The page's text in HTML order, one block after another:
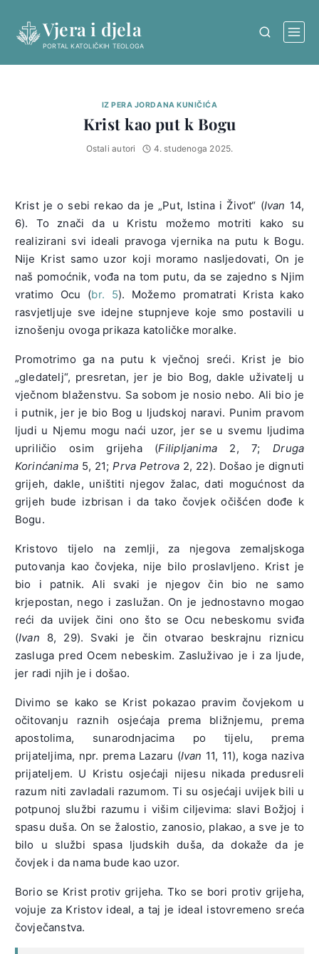
content
Vjera i djela
PORTAL KATOLIČKIH TEOLOGA
IZ PERA JORDANA KUNIČIĆA
Krist kao put k Bogu
Ostali autori 4. studenoga 2025.
Krist je o sebi rekao da je „Put, Istina i Život“ (Ivan 14,
6). To znači da u Kristu možemo motriti kako su
realizirani svi ideali pravoga vjernika na putu k Bogu.
Nije Krist samo uzor koji moramo nasljedovati, On je
naš pomoćnik, vođa na tom putu, da se zajedno s Njim
vratimo Ocu (br. 5). Možemo promatrati Krista kako
rasvjetljuje sve idejne stupnjeve koje smo postavili u
iznošenju ovoga prikaza katoličke moralke.
Promotrimo ga na putu k vječnoj sreći. Krist je bio
„gledatelj“, presretan, jer je bio Bog, dakle uživatelj u
vječnom blaženstvu. Sa sobom je nosio nebo. Ali bio je
i putnik, jer je bio Bog u ljudskoj naravi. Punim pravom
ljudi u Njemu mogu naći uzor, jer se u svemu ljudima
upriličio osim grijeha (Filipljanima 2, 7;Druga
Korinćanima 5, 21;Prva Petrova 2, 22). Došao je dignuti
grijeh, dakle, uništiti njegov žalac, dati mogućnost da
grijeh bude izbrisan i da tako čovjek očišćen dođe k
Bogu.
Kristovo tijelo na zemlji, za njegova zemaljskoga
putovanja kao čovjeka, nije bilo proslavljeno. Krist je
bio i patnik. Ali svaki je njegov čin bio ne samo
krjepostan, nego i zaslužan. On je jednostavno mogao
reći da uvijek čini ono što se Ocu nebeskomu sviđa
(Ivan 8, 29). Svaki je čin otvarao beskrajnu riznicu
zasluga pred Ocem nebeskim. Zasluživao je i za ljude,
jer radi njih je i došao.
Divimo se kako se Krist pokazao pravim čovjekom u
očitovanju raznih osjećaja prema bližnjemu, prema
apostolima, sunarodnjacima po tijelu, prema
prijateljima, npr. prema Lazaru (Ivan 11, 11), koga naziva
prijateljem. U Kristu osjećaji nijesu nikada predusreli
razum niti zavladali razumom. Ti su osjećaji uvijek bili u
potpunoj službi razumu i višim ciljevima: slavi Božjoj i
spasu duša. On se žalostio, zanosio, plakao, a sve je to
bilo u službi spasa ljudskih duša, da dokaže da je
čovjek i da nama bude kao uzor.
Borio se Krist protiv grijeha. Tko se bori protiv grijeha,
vojuje za Kristov ideal, a taj je ideal istovremeno sreća
čovječanstva.